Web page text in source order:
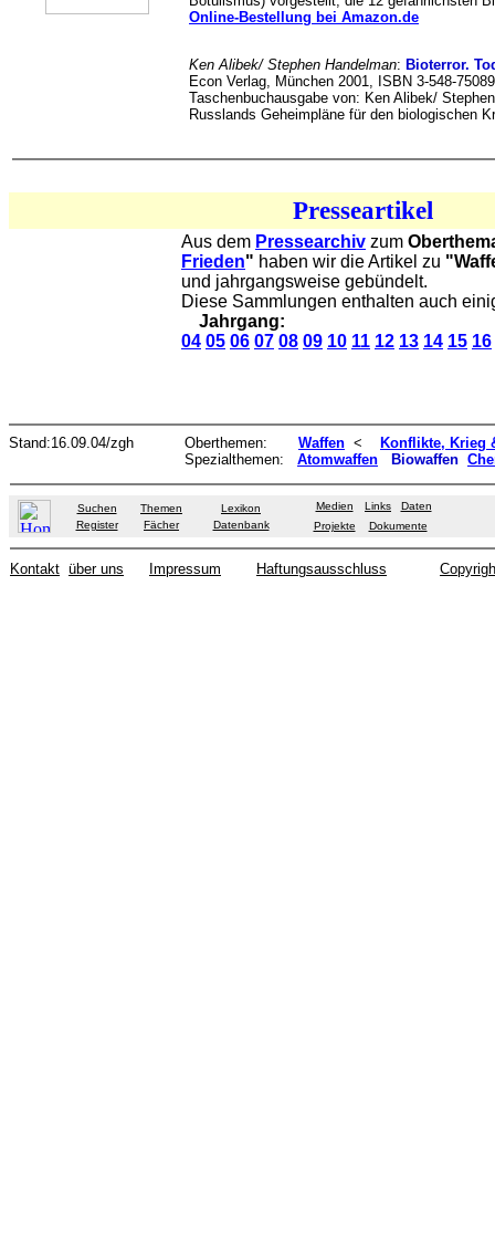
Online-Bestellung bei Amazon.de
Ken Alibek/ Stephen Handelman: Bioterror.
Econ Verlag, München 2001, ISBN 3-548-
Taschenbuchausgabe von: Ken Alibek/
Russlands Geheimpläne für den biologischen
Presseartikel
Aus dem Pressearchiv zum
Frieden" haben wir die Artikel zu
und jahrgangsweise gebündelt.
Diese Sammlungen enthalten auch
Jahrgang:
04 05 06 07 08 09 10 11 12 13 14 15 16
Stand:16.09.04/zgh Oberthemen: Waffen <
Konflikte, Krieg
Spezialthemen: Atomwaffen Biowaffen
Suchen Themen
Lexikon
Register
Fächer Datenbank
Medien Links
Daten
Projekte
Dokumente
Kontakt über uns Impressum Haftungsausschluss